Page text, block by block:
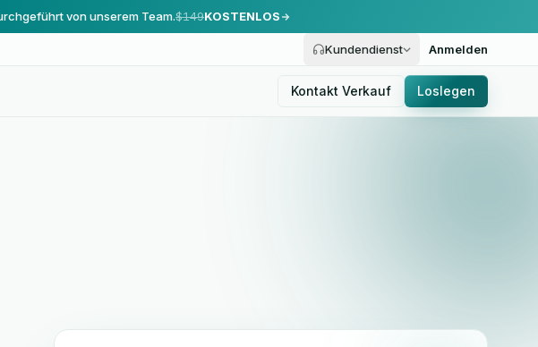
von unserem Team.$149KOSTENLOS
Kundendienst Anmelden
Kontakt Verkauf Loslegen